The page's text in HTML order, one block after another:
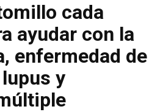
cada
ayudar con la
enfermedad de
y